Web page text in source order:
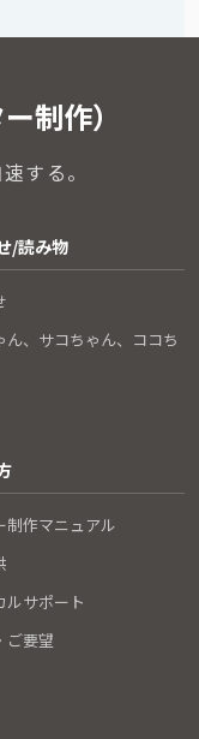
制作）
する。
/読み物
ん、サコちゃん、ココち
制作マニュアル
ルサポート
ご要望